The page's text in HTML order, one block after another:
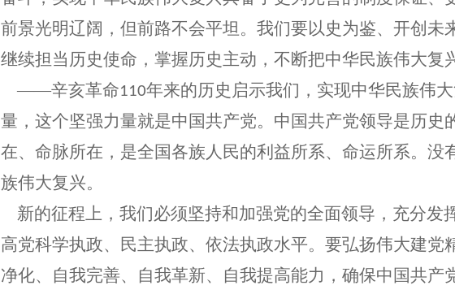
前景光明辽阔，但前路不会平坦。我们要以史为鉴、开创
继续担当历史使命，掌握历史主动，不断把中华民族伟大复
——辛亥革命110年来的历史启示我们，实现中华民族伟
量，这个坚强力量就是中国共产党。中国共产党领导是历
在、命脉所在，是全国各族人民的利益所系、命运所系。
族伟大复兴。
新的征程上，我们必须坚持和加强党的全面领导，充分发
高党科学执政、民主执政、依法执政水平。要弘扬伟大建
净化、自我完善、自我革新、自我提高能力，确保中国共